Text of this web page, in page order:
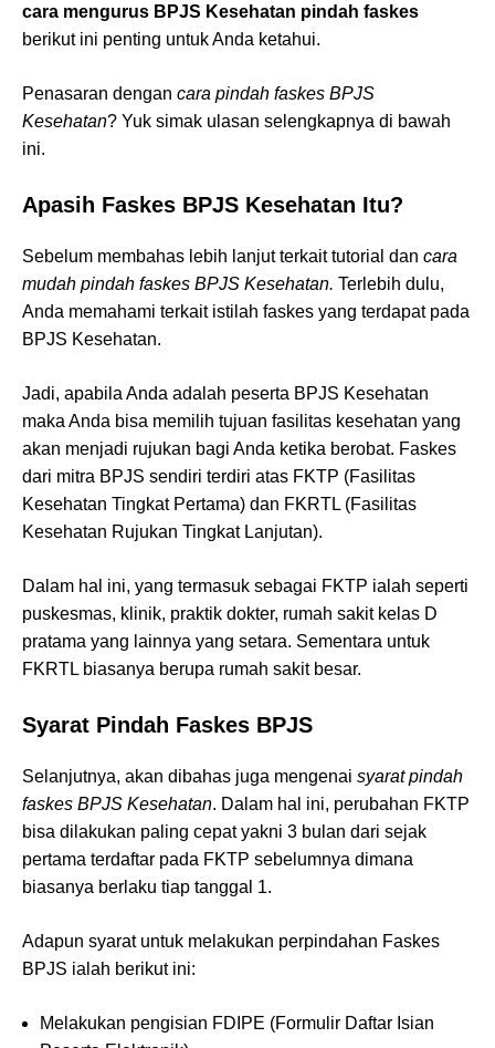
cara mengurus BPJS Kesehatan pindah faskes
berikut ini penting untuk Anda ketahui.
Penasaran dengan cara pindah faskes BPJS
Kesehatan? Yuk simak ulasan selengkapnya di bawah
ini.
Apasih Faskes BPJS Kesehatan Itu?
Sebelum membahas lebih lanjut terkait tutorial dan cara
mudah pindah faskes BPJS Kesehatan. Terlebih dulu,
Anda memahami terkait istilah faskes yang terdapat pada
BPJS Kesehatan.
Jadi, apabila Anda adalah peserta BPJS Kesehatan
maka Anda bisa memilih tujuan fasilitas kesehatan yang
akan menjadi rujukan bagi Anda ketika berobat. Faskes
dari mitra BPJS sendiri terdiri atas FKTP (Fasilitas
Kesehatan Tingkat Pertama) dan FKRTL (Fasilitas
Kesehatan Rujukan Tingkat Lanjutan).
Dalam hal ini, yang termasuk sebagai FKTP ialah seperti
puskesmas, klinik, praktik dokter, rumah sakit kelas D
pratama yang lainnya yang setara. Sementara untuk
FKRTL biasanya berupa rumah sakit besar.
Syarat Pindah Faskes BPJS
Selanjutnya, akan dibahas juga mengenai syarat pindah
faskes BPJS Kesehatan. Dalam hal ini, perubahan FKTP
bisa dilakukan paling cepat yakni 3 bulan dari sejak
pertama terdaftar pada FKTP sebelumnya dimana
biasanya berlaku tiap tanggal 1.
Adapun syarat untuk melakukan perpindahan Faskes
BPJS ialah berikut ini:
Melakukan pengisian FDIPE (Formulir Daftar Isian